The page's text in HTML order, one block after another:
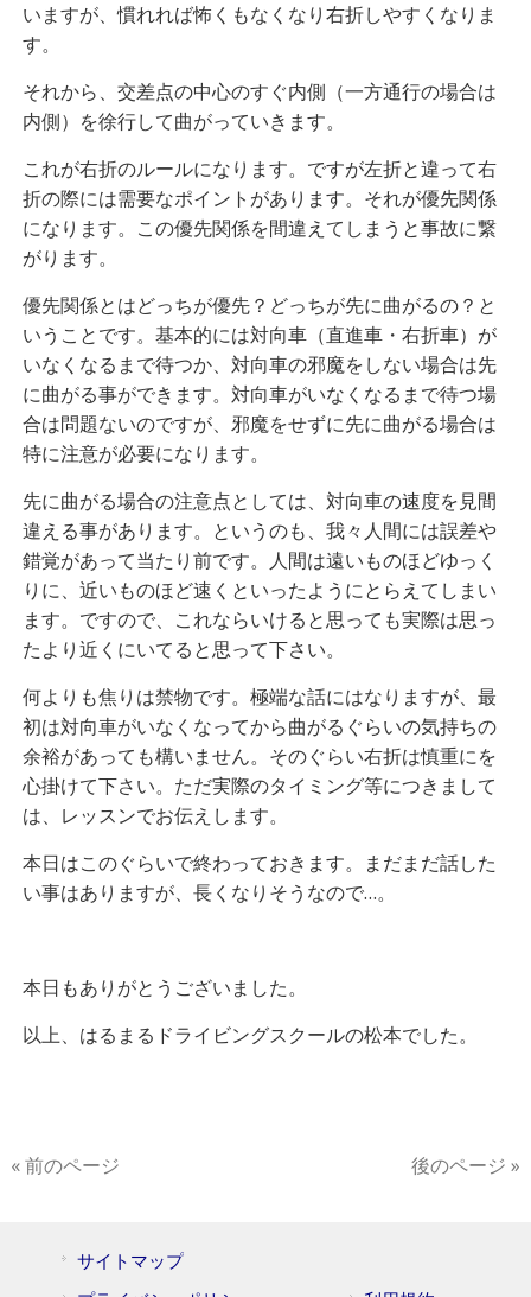
いますが、慣れれば怖くもなくなり右折しやすくなりま
す。
それから、交差点の中心のすぐ内側（一方通行の場合は
内側）を徐行して曲がっていきます。
これが右折のルールになります。ですが左折と違って右
折の際には需要なポイントがあります。それが優先関係
になります。この優先関係を間違えてしまうと事故に繋
がります。
優先関係とはどっちが優先？どっちが先に曲がるの？と
いうことです。基本的には対向車（直進車・右折車）が
いなくなるまで待つか、対向車の邪魔をしない場合は先
に曲がる事ができます。対向車がいなくなるまで待つ場
合は問題ないのですが、邪魔をせずに先に曲がる場合は
特に注意が必要になります。
先に曲がる場合の注意点としては、対向車の速度を見間
違える事があります。というのも、我々人間には誤差や
錯覚があって当たり前です。人間は遠いものほどゆっく
りに、近いものほど速くといったようにとらえてしまい
ます。ですので、これならいけると思っても実際は思っ
たより近くにいてると思って下さい。
何よりも焦りは禁物です。極端な話にはなりますが、最
初は対向車がいなくなってから曲がるぐらいの気持ちの
余裕があっても構いません。そのぐらい右折は慎重にを
心掛けて下さい。ただ実際のタイミング等につきまして
は、レッスンでお伝えします。
本日はこのぐらいで終わっておきます。まだまだ話した
い事はありますが、長くなりそうなので…。
本日もありがとうございました。
以上、はるまるドライビングスクールの松本でした。
« 前のページ 後のページ »
サイトマップ